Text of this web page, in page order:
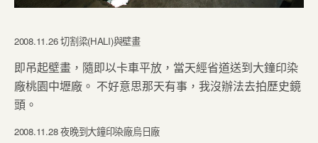
2008.11.26 切割梁(HALI)與壁畫
即吊起壁畫，隨即以卡車平放，當天經省道送到大鐘印染
廠桃園中壢廠。 不好意思那天有事，我沒辦法去拍歷史鏡
頭。
2008.11.28 夜晚到大鐘印染廠烏日廠